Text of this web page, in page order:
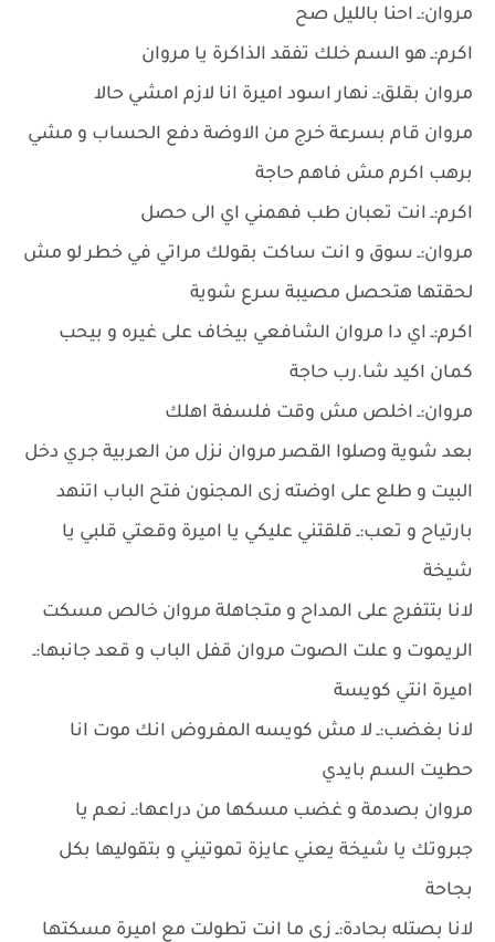
مروان:ـ احنا بالليل صح
اكرم:ـ هو السم خلك تفقد الذاكرة يا مروان
مروان بقلق:ـ نهار اسود اميرة انا لازم امشي حالا
مروان قام بسرعة خرج من الاوضة دفع الحساب و مشي
برهب اكرم مش فاهم حاجة
اكرم:ـ انت تعبان طب فهمني اي الى حصل
مروان:ـ سوق و انت ساكت بقولك مراتي في خطر لو مش
لحقتها هتحصل مصيبة سرع شوية
اكرم:ـ اي دا مروان الشافعي بيخاف على غيره و بيحب
كمان اكيد شا.رب حاجة
مروان:ـ اخلص مش وقت فلسفة اهلك
بعد شوية وصلوا القصر مروان نزل من العربية جري دخل
البيت و طلع على اوضته زى المجنون فتح الباب اتنهد
بارتياح و تعب:ـ قلقتني عليكي يا اميرة وقعتي قلبي يا
شيخة
لانا بتتفرج على المداح و متجاهلة مروان خالص مسكت
الريموت و علت الصوت مروان قفل الباب و قعد جانبها:ـ
اميرة انتي كويسة
لانا بغضب:ـ لا مش كويسه المفروض انك موت انا
حطيت السم بايدي
مروان بصدمة و غضب مسكها من دراعها:ـ نعم يا
جبروتك يا شيخة يعني عايزة تموتيني و بتقوليها بكل
بجاحة
لانا بصتله بحادة:ـ زى ما انت تطولت مع اميرة مسكتها